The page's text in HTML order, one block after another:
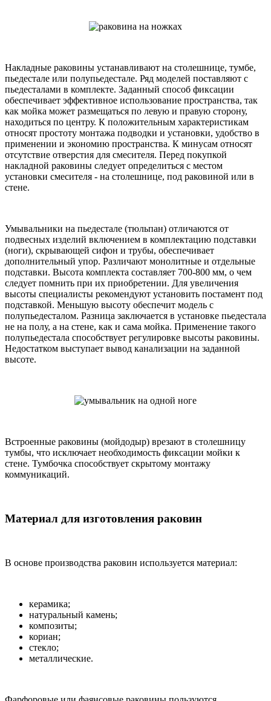
Накладные раковины устанавливают на столешнице, тумбе,
пьедестале или полупьедестале. Ряд моделей поставляют с
пьедесталами в комплекте. Заданный способ фиксации
обеспечивает эффективное использование пространства, так
как мойка может размещаться по левую и правую сторону,
находиться по центру. К положительным характеристикам
относят простоту монтажа подводки и установки, удобство в
применении и экономию пространства. К минусам относят
отсутствие отверстия для смесителя. Перед покупкой
накладной раковины следует определиться с местом
установки смесителя - на столешнице, под раковиной или в
стене.
Умывальники на пьедестале (тюльпан) отличаются от
подвесных изделий включением в комплектацию подставки
(ноги), скрывающей сифон и трубы, обеспечивает
дополнительный упор. Различают монолитные и отдельные
подставки. Высота комплекта составляет 700-800 мм, о чем
следует помнить при их приобретении. Для увеличения
высоты специалисты рекомендуют установить постамент под
подставкой. Меньшую высоту обеспечит модель с
полупьедесталом. Разница заключается в установке пьедестала
не на полу, а на стене, как и сама мойка. Применение такого
полупьедестала способствует регулировке высоты раковины.
Недостатком выступает вывод канализации на заданной
высоте.
Встроенные раковины (мойдодыр) врезают в столешницу
тумбы, что исключает необходимость фиксации мойки к
стене. Тумбочка способствует скрытому монтажу
коммуникаций.
Материал для изготовления раковин
В основе производства раковин используется материал:
керамика;
натуральный камень;
композиты;
кориан;
стекло;
металлические.